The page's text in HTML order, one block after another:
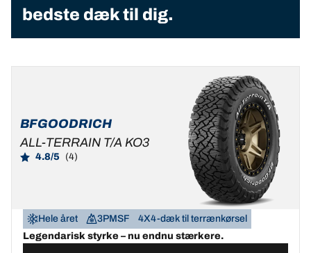
bedste dæk til dig.
BFGOODRICH
ALL-TERRAIN T/A KO3
4.8/5 (4)
Hele året 3PMSF
4X4-dæk til terrænkørsel
Legendarisk styrke – nu endnu stærkere.